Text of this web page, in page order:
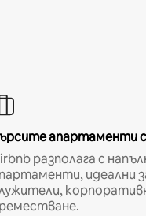
апартаменти
разполага с
идеални